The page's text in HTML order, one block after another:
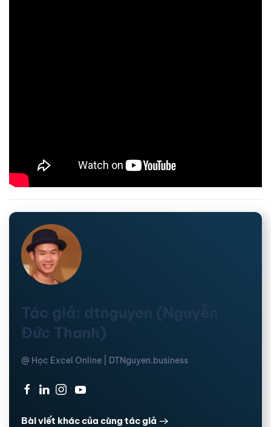
Tác giả: dtnguyen (Nguyễn
Đức Thanh)
@ Học Excel Online | DTNguyen.business
· · ·
Bài viết khác của cùng tác giả